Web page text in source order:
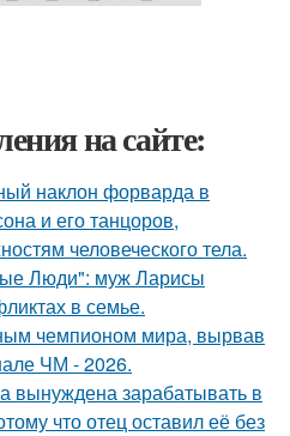
на сайте:
наклон форварда в
и его танцоров,
человеческого тела.
Люди": муж Ларисы
в семье.
чемпионом мира, вырвав
ЧМ - 2026.
вынуждена зарабатывать в
что отец оставил её без